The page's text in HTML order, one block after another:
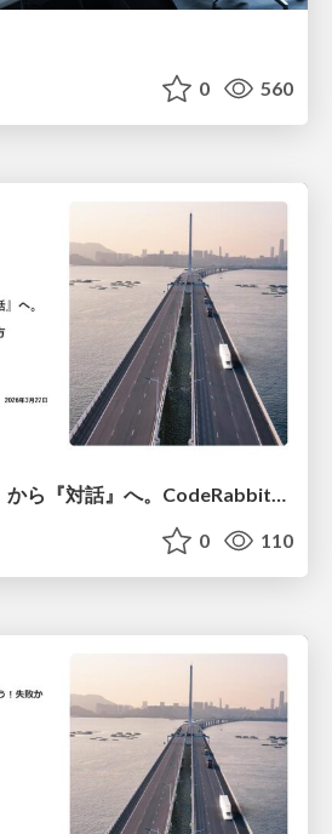
0 560
レビューは『指摘』から『対話』へ。​CodeRabbitと歩む、ポジティブな開発文化の作り方​/登壇資料（松本 寛地​）
0 110